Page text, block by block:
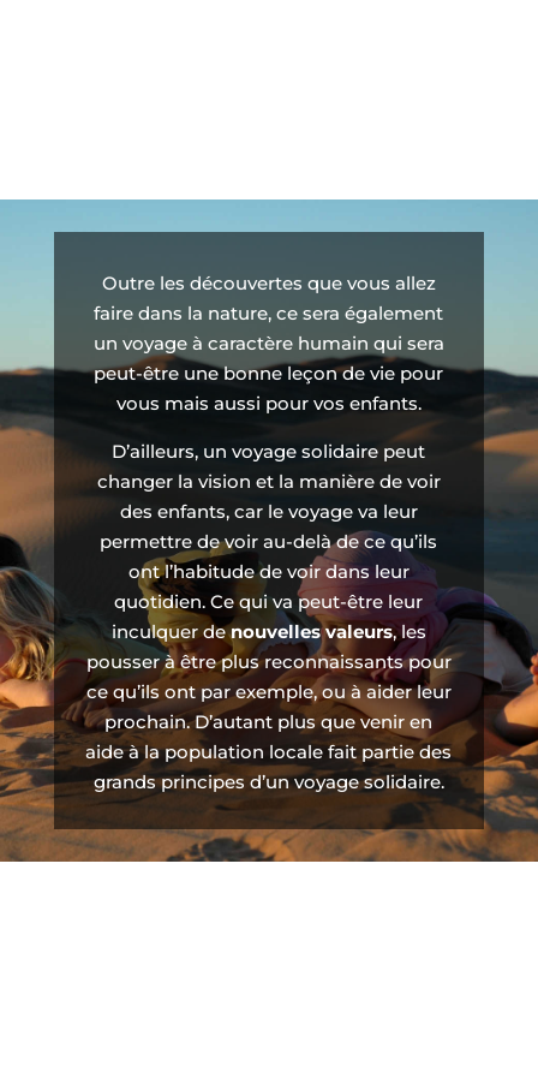
Outre les découvertes que vous allez
faire dans la nature, ce sera également
un voyage à caractère humain qui sera
peut-être une bonne leçon de vie pour
vous mais aussi pour vos enfants.
D’ailleurs, un voyage solidaire peut
changer la vision et la manière de voir
des enfants, car le voyage va leur
permettre de voir au-delà de ce qu’ils
ont l’habitude de voir dans leur
quotidien. Ce qui va peut-être leur
inculquer denouvelles valeurs, les
pousser à être plus reconnaissants pour
ce qu’ils ont par exemple, ou à aider leur
prochain. D’autant plus que venir en
aide à la population locale fait partie des
grands principes d’un voyage solidaire.